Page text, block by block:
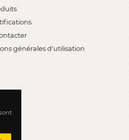
générales d'utilisation